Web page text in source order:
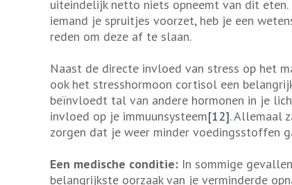
uiteindelijk netto niets opneemt van dit eten.
iemand je spruitjes voorzet, heb je een
reden om deze af te slaan.
Naast de directe invloed van stress op het
ook het stresshormoon cortisol een
beïnvloedt tal van andere hormonen in je
invloed op je immuunsysteem[12]. Allemaal
zorgen dat je weer minder voedingsstoffen
Een medische conditie: In sommige
belangrijkste oorzaak van je verminderde